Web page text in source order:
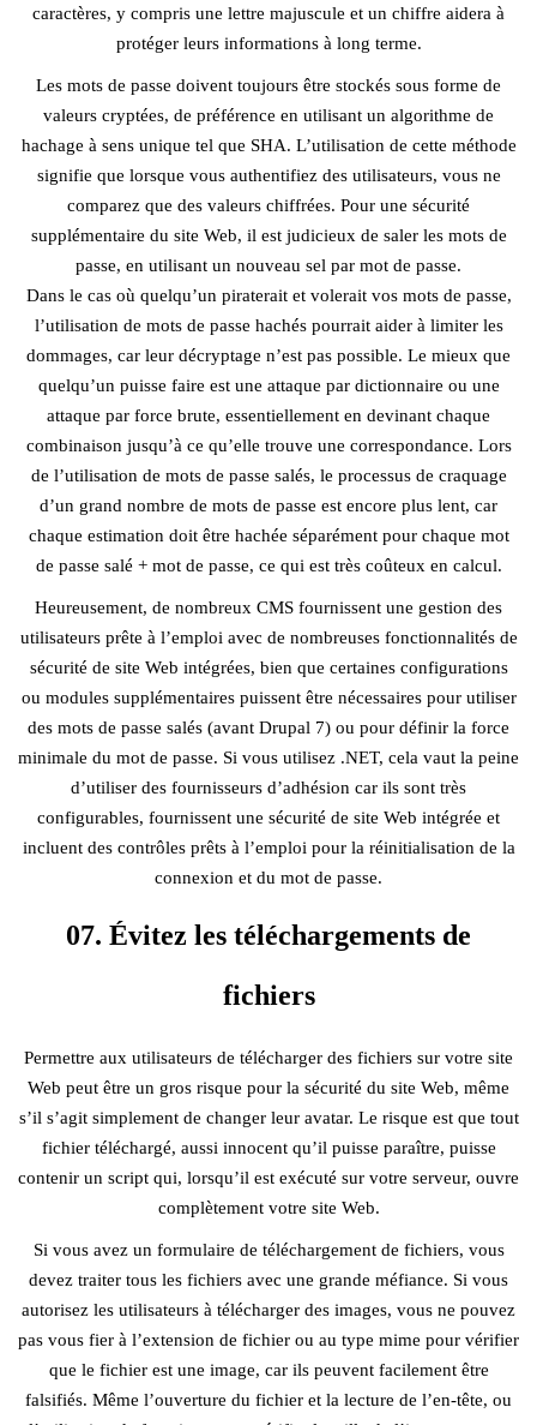
caractères, y compris une lettre majuscule et un chiffre aidera à
protéger leurs informations à long terme.
Les mots de passe doivent toujours être stockés sous forme de
valeurs cryptées, de préférence en utilisant un algorithme de
hachage à sens unique tel que SHA. L’utilisation de cette méthode
signifie que lorsque vous authentifiez des utilisateurs, vous ne
comparez que des valeurs chiffrées. Pour une sécurité
supplémentaire du site Web, il est judicieux de saler les mots de
passe, en utilisant un nouveau sel par mot de passe.
Dans le cas où quelqu’un piraterait et volerait vos mots de passe,
l’utilisation de mots de passe hachés pourrait aider à limiter les
dommages, car leur décryptage n’est pas possible. Le mieux que
quelqu’un puisse faire est une attaque par dictionnaire ou une
attaque par force brute, essentiellement en devinant chaque
combinaison jusqu’à ce qu’elle trouve une correspondance. Lors
de l’utilisation de mots de passe salés, le processus de craquage
d’un grand nombre de mots de passe est encore plus lent, car
chaque estimation doit être hachée séparément pour chaque mot
de passe salé + mot de passe, ce qui est très coûteux en calcul.
Heureusement, de nombreux CMS fournissent une gestion des
utilisateurs prête à l’emploi avec de nombreuses fonctionnalités de
sécurité de site Web intégrées, bien que certaines configurations
ou modules supplémentaires puissent être nécessaires pour utiliser
des mots de passe salés (avant Drupal 7) ou pour définir la force
minimale du mot de passe. Si vous utilisez .NET, cela vaut la peine
d’utiliser des fournisseurs d’adhésion car ils sont très
configurables, fournissent une sécurité de site Web intégrée et
incluent des contrôles prêts à l’emploi pour la réinitialisation de la
connexion et du mot de passe.
07. Évitez les téléchargements de
fichiers
Permettre aux utilisateurs de télécharger des fichiers sur votre site
Web peut être un gros risque pour la sécurité du site Web, même
s’il s’agit simplement de changer leur avatar. Le risque est que tout
fichier téléchargé, aussi innocent qu’il puisse paraître, puisse
contenir un script qui, lorsqu’il est exécuté sur votre serveur, ouvre
complètement votre site Web.
Si vous avez un formulaire de téléchargement de fichiers, vous
devez traiter tous les fichiers avec une grande méfiance. Si vous
autorisez les utilisateurs à télécharger des images, vous ne pouvez
pas vous fier à l’extension de fichier ou au type mime pour vérifier
que le fichier est une image, car ils peuvent facilement être
falsifiés. Même l’ouverture du fichier et la lecture de l’en-tête, ou